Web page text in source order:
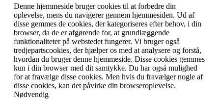
Denne hjemmeside bruger cookies til at forbedre din
oplevelse, mens du navigerer gennem hjemmesiden. Ud af
disse gemmes de cookies, der kategoriseres efter behov, i din
browser, da de er afgørende for, at grundlæggende
funktionaliteter på webstedet fungerer. Vi bruger også
tredjepartscookies, der hjælper os med at analysere og forstå,
hvordan du bruger denne hjemmeside. Disse cookies gemmes
kun i din browser med dit samtykke. Du har også mulighed
for at fravælge disse cookies. Men hvis du fravælger nogle af
disse cookies, kan det påvirke din browseroplevelse.
Nødvendig